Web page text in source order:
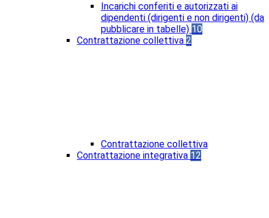
Incarichi conferiti e autorizzati ai
dipendenti (dirigenti e non dirigenti) (da
pubblicare in tabelle) 10
Contrattazione collettiva 2
Contrattazione collettiva
Contrattazione integrativa 12